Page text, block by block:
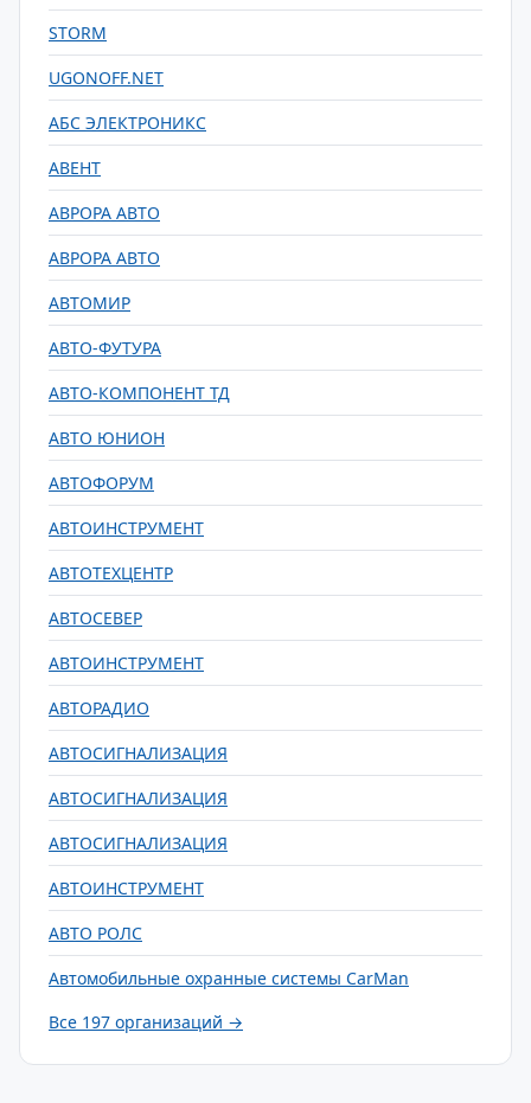
STORM
UGONOFF.NET
АБС ЭЛЕКТРОНИКС
АВЕНТ
АВРОРА АВТО
АВРОРА АВТО
АВТОМИР
АВТО-ФУТУРА
АВТО-КОМПОНЕНТ ТД
АВТО ЮНИОН
АВТОФОРУМ
АВТОИНСТРУМЕНТ
АВТОТЕХЦЕНТР
АВТОСЕВЕР
АВТОИНСТРУМЕНТ
АВТОРАДИО
АВТОСИГНАЛИЗАЦИЯ
АВТОСИГНАЛИЗАЦИЯ
АВТОСИГНАЛИЗАЦИЯ
АВТОИНСТРУМЕНТ
АВТО РОЛС
Автомобильные охранные системы CarMan
Все 197 организаций →